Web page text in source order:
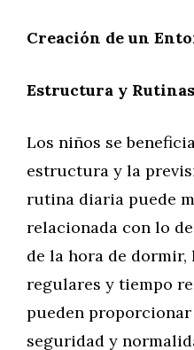
Creación de un
Estructura y
Los niños se
estructura y la
rutina diaria puede
relacionada con lo
de la hora de dormir,
regulares y tiempo
pueden
seguridad y